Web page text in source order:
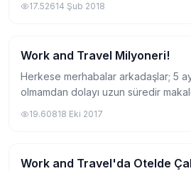
17.52614 Şub 2018
Work and Travel İşleri
Work and Travel Milyoneri!
Herkese merhabalar arkadaşlar; 5 aydır Amerika'da
olmamdan dolayı uzun süredir
19.60818 Eki 2017
Work and Travel İşleri
Work and Travel'da Otelde